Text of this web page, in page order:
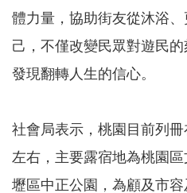
識
我
們
福
務
重
業
體力量，協助街友從沐浴
己，不僅改變民眾對遊民
發現翻轉人生的信心。
社會局表示，桃園目前列
左右，主要露宿地為桃園
壢區中正公園，為顧及市